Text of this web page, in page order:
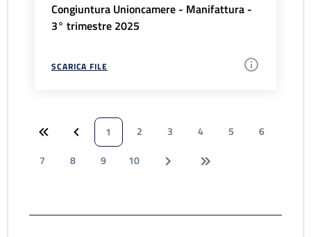
Congiuntura Unioncamere - Manifattura -
3° trimestre 2025
SCARICA FILE
1 2 3 4 5
6
7
8 9 10